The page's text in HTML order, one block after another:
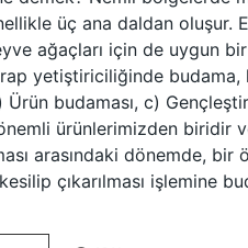
üç ana daldan oluşur.
ağaçları için de uygun
yetiştiriciliğinde budama,
Ürün budaması, c)
ürünlerimizden biridir
arasındaki dönemde,
çıkarılması işlemine